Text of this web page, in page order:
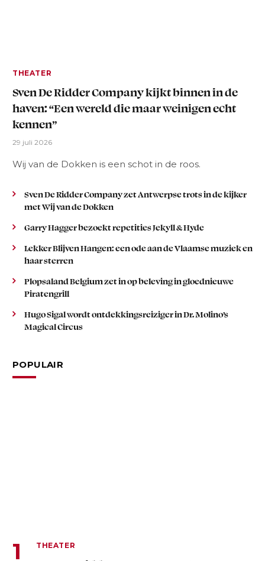
THEATER
Sven De Ridder Company kijkt binnen in de
haven: “Een wereld die maar weinigen echt
kennen”
29 juli 2026
Wij van de Dokken is een schot in de roos.
Sven De Ridder Company zet Antwerpse trots in de kijker
met Wij van de Dokken
Garry Hagger bezoekt repetities Jekyll & Hyde
Lekker Blijven Hangen: een ode aan de Vlaamse muziek en
haar sterren
Plopsaland Belgium zet in op beleving in gloednieuwe
Piratengrill
Hugo Sigal wordt ontdekkingsreiziger in Dr. Molino’s
Magical Circus
POPULAIR
THEATER